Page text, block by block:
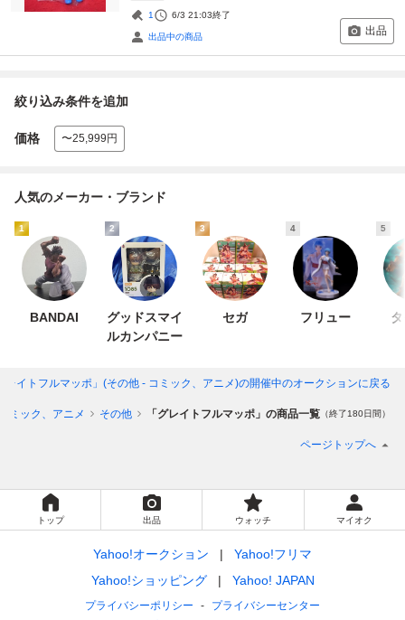
1 6/3 21:03終了
出品中の商品 出品
絞り込み条件を追加
価格 〜25,999円
人気のメーカー・ブランド
1
BANDAI
2
グッドスマイ
ルカンパニー
3
セガ
4
フリュー
5
レイトフルマッポ」(その他 - コミック、アニメ)の開催中のオークションに戻る
ミック、アニメ その他 「グレイトフルマッポ」の商品一覧 （終了180日間）
ページトップへ
トップ 出品 ウォッチ マイオク
Yahoo!オークション
Yahoo!フリマ
Yahoo!ショッピング
Yahoo! JAPAN
プライバシーポリシー
プライバシーセンター